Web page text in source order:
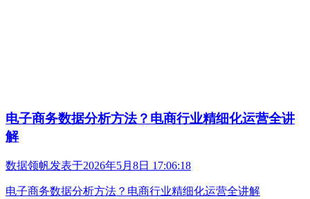
电子商务数据分析方法？电商行业精细化运营全讲
解
数据领帆发表于2026年5月8日 17:06:18
电子商务数据分析方法？电商行业精细化运营全讲解